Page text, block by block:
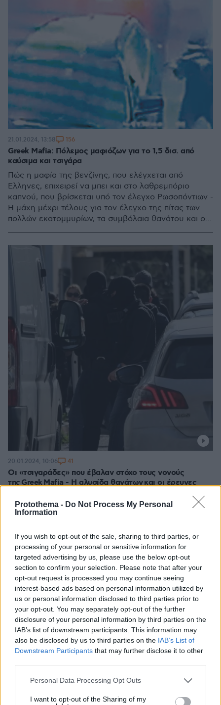
Protothema - Do Not Process My Personal
Information
If you wish to opt-out of the sale, sharing to third parties, or
processing of your personal or sensitive information for
targeted advertising by us, please use the below opt-out
section to confirm your selection. Please note that after your
opt-out request is processed you may continue seeing
interest-based ads based on personal information utilized by
us or personal information disclosed to third parties prior to
your opt-out. You may separately opt-out of the further
disclosure of your personal information by third parties on the
IAB’s list of downstream participants. This information may
also be disclosed by us to third parties on the IAB’s List of
Downstream Participants that may further disclose it to other
Please note that this website/app uses one or more Google
not limited to your visit or usage behaviour. You may click to
Personal Data Processing Opt Outs
I want to opt-out of the Sharing of my
Greek Mafia: Πόλεμος μαφιόζων για το 1,5 δισ. από
καύσιμα και τσιγάρα
Πώς η μαφία της βενζίνης, που ελέγχεται από
Ελληνες, επιχειρεί να μπει και στο λαθρεμπόριο
καπνού, που βρίσκεται υπό τον έλεγχο Ρωσοπόντιων -
Η μάχη μέχρι τέλους για τον έλεγχο της πίτας των
πολλών εκατομμυρίων, τα συμβόλαια θανάτου και οι
21.01.2024, 13:58 156
Οι «τσιγαράδες» που έβαλαν στόχο τους νονούς
της Greek Mafia - Η αλυσίδα θανάτων και οι έρευνες
λαθρεμπόριο τσιγάρων θίχτηκαν από τις
20.01.2024, 10:06 41